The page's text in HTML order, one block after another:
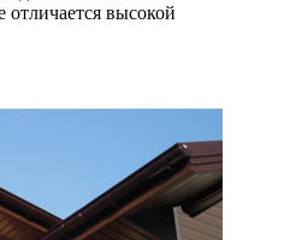
отличается высокой